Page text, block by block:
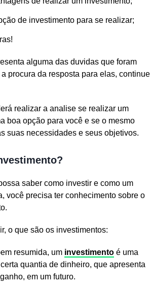
de investimento para se realizar;
alguma das duvidas que foram
procura da resposta para elas, continue
realizar a analise se realizar um
boa opção para você e se o mesmo
suas necessidades e seus objetivos.
saber como investir e como um
você precisa ter conhecimento sobre o
o que são os investimentos:
resumida, um investimento é uma
quantia de dinheiro, que apresenta
em um futuro.